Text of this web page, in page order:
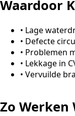
Waardoor
• Lage
• Defecte
• Problemen
• Lekkage in
• Vervuilde
Zo Werken